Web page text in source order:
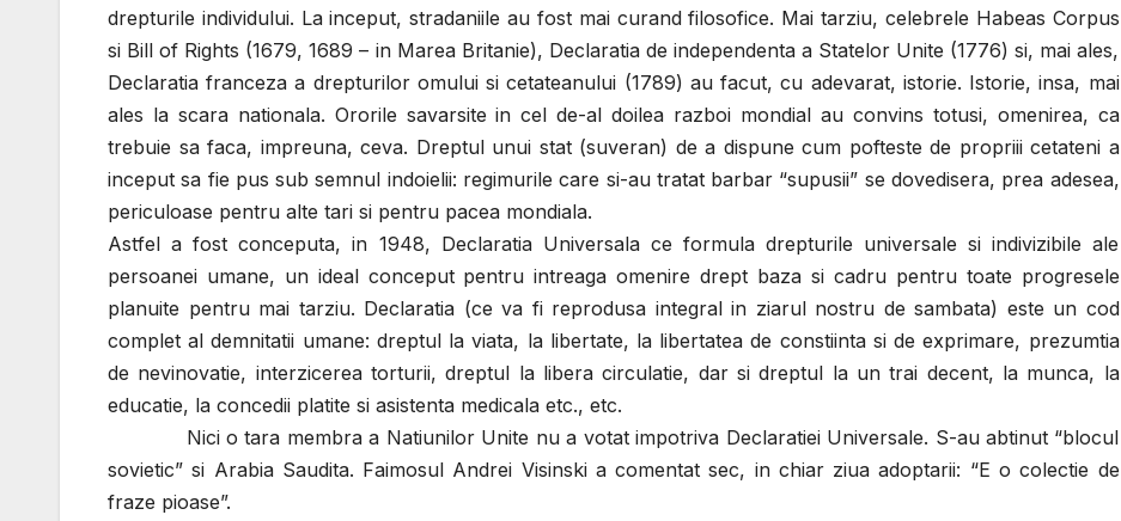
drepturile individului. La inceput, stradaniile au fost mai curand filosofice. Mai tarziu, celebrele Habeas Corpus
si Bill of Rights (1679, 1689 – in Marea Britanie), Declaratia de independenta a Statelor Unite (1776) si, mai ales,
Declaratia franceza a drepturilor omului si cetateanului (1789) au facut, cu adevarat, istorie. Istorie, insa, mai
ales la scara nationala. Ororile savarsite in cel de-al doilea razboi mondial au convins totusi, omenirea, ca
trebuie sa faca, impreuna, ceva. Dreptul unui stat (suveran) de a dispune cum pofteste de propriii cetateni a
inceput sa fie pus sub semnul indoielii: regimurile care si-au tratat barbar “supusii” se dovedisera, prea adesea,
periculoase pentru alte tari si pentru pacea mondiala.
Astfel a fost conceputa, in 1948, Declaratia Universala ce formula drepturile universale si indivizibile ale
persoanei umane, un ideal conceput pentru intreaga omenire drept baza si cadru pentru toate progresele
planuite pentru mai tarziu. Declaratia (ce va fi reprodusa integral in ziarul nostru de sambata) este un cod
complet al demnitatii umane: dreptul la viata, la libertate, la libertatea de constiinta si de exprimare, prezumtia
de nevinovatie, interzicerea torturii, dreptul la libera circulatie, dar si dreptul la un trai decent, la munca, la
educatie, la concedii platite si asistenta medicala etc., etc.
Nici o tara membra a Natiunilor Unite nu a votat impotriva Declaratiei Universale. S-au abtinut “blocul
sovietic” si Arabia Saudita. Faimosul Andrei Visinski a comentat sec, in chiar ziua adoptarii: “E o colectie de
fraze pioase”.